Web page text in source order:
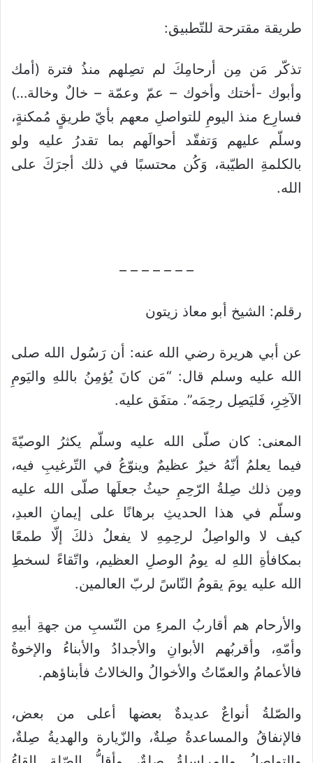
طريقة مقترحة للتّطبيق:
تذكّر مَن مِن أرحامِكَ لم تصِلهم منذُ فترة (أمك
وأبوك -أختك وأخوك – عمّ وعمّة – خالٌ وخالة…)
فسارِع منذ اليومِ للتواصلِ معهم بأيّ طريقٍ مُمكنةٍ،
وسلّم عليهم وَتفقّد أحوالَهم بما تقدرُ عليه ولو
بالكلمةِ الطيّبة، وَكُن محتسبًا في ذلك أجرَكَ على
الله.
– – – – – – –
رقلم: الشيخ أبو معاذ زيتون
عن أبي هريرة رضي الله عنه: أن رَسُول الله صلى
الله عليه وسلم قال: “مَن كانَ يُؤمِنُ باللهِ واليَومِ
الآخِرِ، فَليَصِل رحِمَه”. متفَق عليه.
المعنى: كان صلّى الله عليه وسلّم يكثرُ الوصيّةَ
فيما يعلمُ أنّهُ خيرٌ عظيمٌ وينوّعُ في التّرغيبِ فيه،
ومِن ذلك صِلةُ الرّحِمِ حيثُ جعلَها صلّى الله عليه
وسلّم في هذا الحديثِ برهانًا على إيمانِ العبدِ،
كيف لا والواصِلُ لرحِمِهِ لا يفعلُ ذلكَ إلّا طمعًا
بمكافأةِ اللهِ له يومُ الوصلِ العظيم، واتّقاءً لسخطِ
الله عليه يومَ يقومُ النّاسً لربّ العالمين.
والأرحام هم أقاربُ المرءِ من النّسبِ من جهةِ أبيهِ
وأمّهِ، وأقربُهم الأبوانِ والأجدادُ والأبناءُ والإخوةُ
فالأعمامُ والعمّاتُ والأخوالُ والخالاتُ فأبناؤهم.
والصّلةُ أنواعٌ عديدةٌ بعضها أعلى من بعض،
فالإنفاقُ والمساعدةُ صِلةٌ، والزّيارة والهديةُ صِلةٌ،